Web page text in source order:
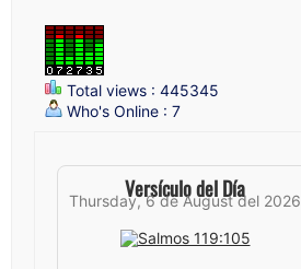
Total views : 445345
Who's Online : 7
Versículo del Día
Thursday, 6 de August del 2026